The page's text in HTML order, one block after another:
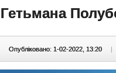
Гетьмана
Опубліковано: 1-02-2022, 13:20 |